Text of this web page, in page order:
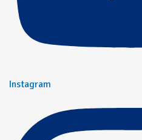
Instagram